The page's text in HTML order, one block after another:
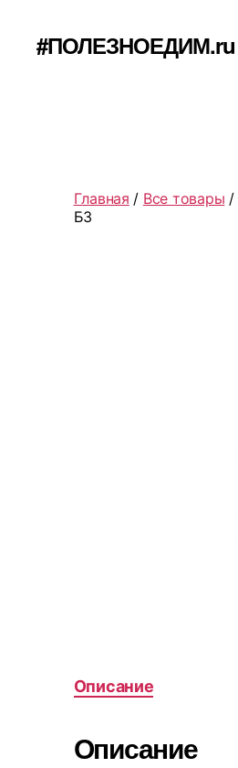
#ПОЛЕЗНОЕДИМ.ru
Главная / Все товары /
БЗ
Описание
Описание